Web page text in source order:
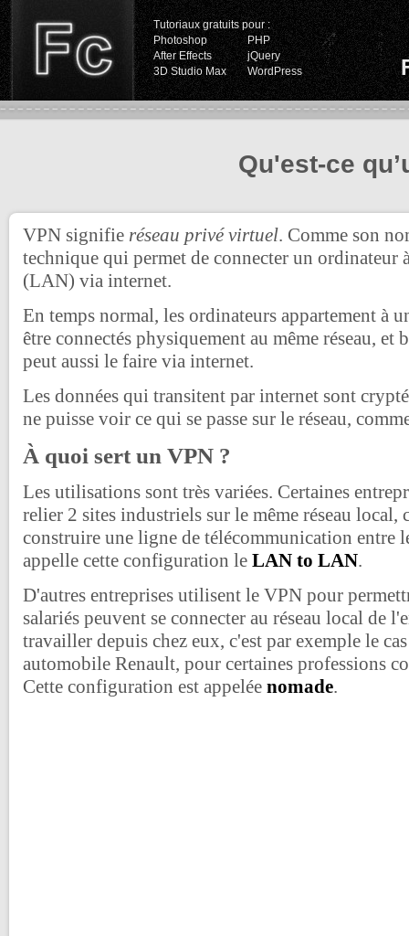
Tutoriaux gratuits pour :
Photoshop
PHP
After Effects
jQuery
3D Studio Max
WordPress
Qu'est-ce
VPN signifie réseau privé virtuel. Comme son
technique qui permet de connecter un ordinateur
(LAN) via internet.
En temps normal, les ordinateurs appartement à
être connectés physiquement au même réseau, et
peut aussi le faire via internet.
Les données qui transitent par internet sont
ne puisse voir ce qui se passe sur le réseau,
À quoi sert un VPN ?
Les utilisations sont très variées. Certaines
relier 2 sites industriels sur le même réseau local,
construire une ligne de télécommunication entre
appelle cette configuration le LAN to LAN.
D'autres entreprises utilisent le VPN pour
salariés peuvent se connecter au réseau local de
travailler depuis chez eux, c'est par exemple le
automobile Renault, pour certaines professions
Cette configuration est appelée nomade.